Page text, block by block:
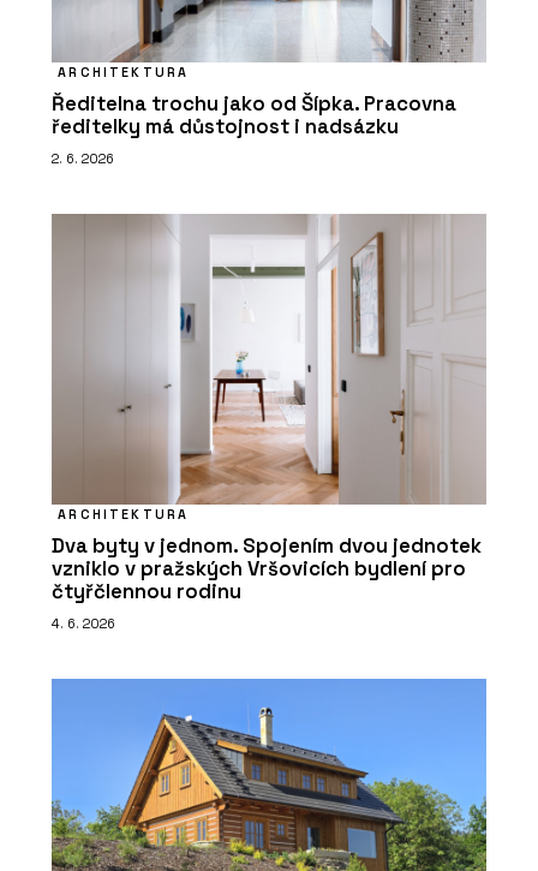
ARCHITEKTURA
Ředitelna trochu jako od Šípka. Pracovna
ředitelky má důstojnost i nadsázku
2. 6. 2026
ARCHITEKTURA
Dva byty v jednom. Spojením dvou jednotek
vzniklo v pražských Vršovicích bydlení pro
čtyřčlennou rodinu
4. 6. 2026